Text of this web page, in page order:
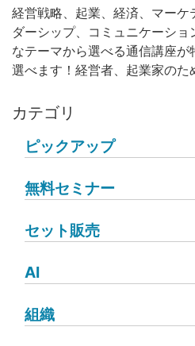
経営戦略、起業、経済、マー
ダーシップ、コミュニケーシ
なテーマから選べる通信講座
選べます！経営者、起業家のた
カテゴリ
ピックアップ
無料セミナー
セット販売
AI
組織